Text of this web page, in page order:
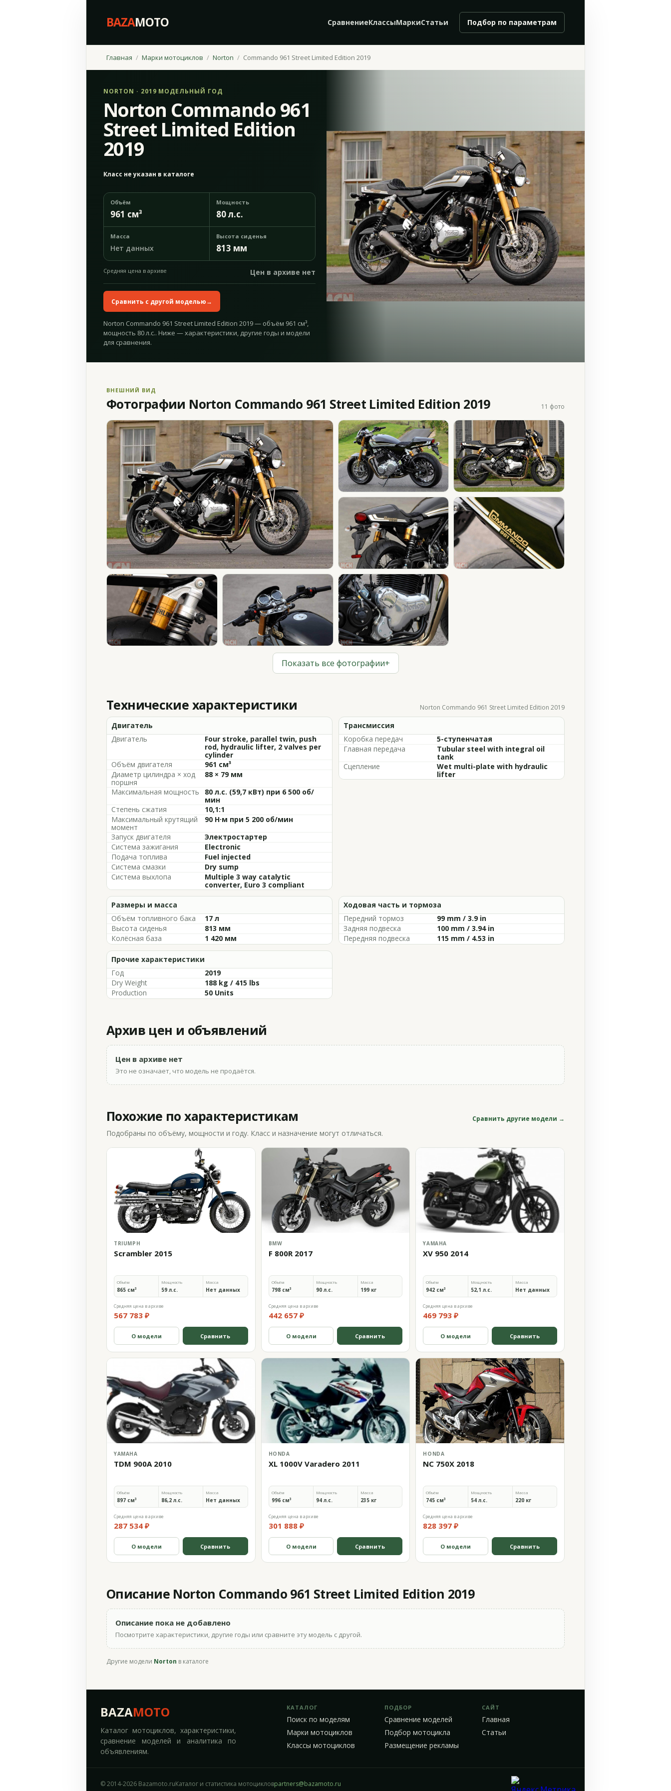
BAZAMOTO СравнениеКлассыМаркиСтатьи Подбор по параметрам
Главная Марки мотоциклов Norton Commando 961 Street Limited Edition 2019
NORTON · 2019 МОДЕЛЬНЫЙ ГОД
Norton Commando 961
Street Limited Edition
2019
Класс не указан в каталоге
Объём
961 см³
Мощность
80 л.с.
Масса
Нет данных
Высота сиденья
813 мм
Средняя цена в архиве Цен в архиве нет
Сравнить с другой моделью→
Norton Commando 961 Street Limited Edition 2019 — объём 961 см³,
мощность 80 л.с.. Ниже — характеристики, другие годы и модели
для сравнения.
ВНЕШНИЙ ВИД
Фотографии Norton Commando 961 Street Limited Edition 2019 11 фото
Показать все фотографии+
Технические характеристики Norton Commando 961 Street Limited Edition 2019
Двигатель
Двигатель
Four stroke, parallel twin, push
rod, hydraulic lifter, 2 valves per
cylinder
Объём двигателя
961 см³
Диаметр цилиндра × ход
поршня
88 × 79 мм
Максимальная мощность
80 л.с. (59,7 кВт) при 6 500 об/
мин
Степень сжатия
10,1:1
Максимальный крутящий
момент
90 Н·м при 5 200 об/мин
Запуск двигателя
Электростартер
Система зажигания
Electronic
Подача топлива
Fuel injected
Система смазки
Dry sump
Система выхлопа
Multiple 3 way catalytic
converter, Euro 3 compliant
Трансмиссия
Коробка передач
5-ступенчатая
Главная передача
Tubular steel with integral oil
tank
Сцепление
Wet multi-plate with hydraulic
lifter
Размеры и масса
Объём топливного бака
17 л
Высота сиденья
813 мм
Колёсная база
1 420 мм
Ходовая часть и тормоза
Передний тормоз
99 mm / 3.9 in
Задняя подвеска
100 mm / 3.94 in
Передняя подвеска
115 mm / 4.53 in
Прочие характеристики
Год
2019
Dry Weight
188 kg / 415 lbs
Production
50 Units
Архив цен и объявлений
Цен в архиве нет
Это не означает, что модель не продаётся.
Похожие по характеристикам Сравнить другие модели →
Подобраны по объёму, мощности и году. Класс и назначение могут отличаться.
TRIUMPH
Scrambler 2015
Объём
865 см³
Мощность
59 л.с.
Масса
Нет данных
Средняя цена в архиве
567 783 ₽
О модели Сравнить
BMW
F 800R 2017
Объём
798 см³
Мощность
90 л.с.
Масса
199 кг
Средняя цена в архиве
442 657 ₽
О модели Сравнить
YAMAHA
XV 950 2014
Объём
942 см³
Мощность
52,1 л.с.
Масса
Нет данных
Средняя цена в архиве
469 793 ₽
О модели Сравнить
YAMAHA
TDM 900A 2010
Объём
897 см³
Мощность
86,2 л.с.
Масса
Нет данных
Средняя цена в архиве
287 534 ₽
О модели Сравнить
HONDA
XL 1000V Varadero 2011
Объём
996 см³
Мощность
94 л.с.
Масса
235 кг
Средняя цена в архиве
301 888 ₽
О модели Сравнить
HONDA
NC 750X 2018
Объём
745 см³
Мощность
54 л.с.
Масса
220 кг
Средняя цена в архиве
828 397 ₽
О модели Сравнить
Описание Norton Commando 961 Street Limited Edition 2019
Описание пока не добавлено
Посмотрите характеристики, другие годы или сравните эту модель с другой.
Другие модели Norton в каталоге
BAZAMOTO
Каталог мотоциклов, характеристики,
сравнение моделей и аналитика по
объявлениям.
КАТАЛОГ
Поиск по моделям
Марки мотоциклов
Классы мотоциклов
ПОДБОР
Сравнение моделей
Подбор мотоцикла
Размещение рекламы
САЙТ
Главная
Статьи
© 2014-2026 Bazamoto.ruКаталог и статистика мотоцикловpartners@bazamoto.ru